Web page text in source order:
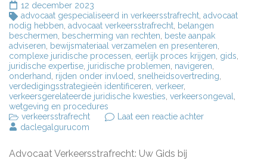
12 december 2023
advocaat gespecialiseerd in verkeersstrafrecht advocaat
nodig hebben advocaat verkeersstrafrecht belangen
beschermen
bescherming van rechten
beste aanpak
adviseren
bewijsmateriaal verzamelen en presenteren
complexe juridische processen eerlijk proces krijgen gids
juridische expertise juridische problemen navigeren
onderhand
rijden onder invloed snelheidsovertreding
verdedigingsstrategieën identificeren verkeer,
verkeersgerelateerde juridische kwesties verkeersongeval
wetgeving en procedures
verkeersstrafrecht
Laat een reactie achterop
daclegalgurucom
Advocaat Verkeersstrafrecht: Uw Gids bij